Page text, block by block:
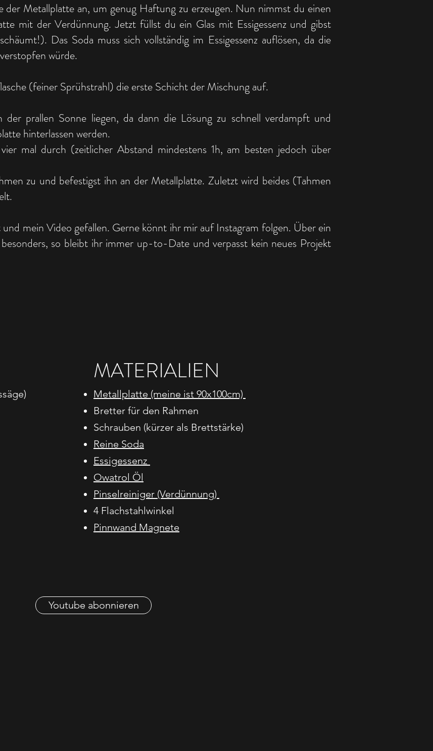
Metallplatte an, um genug Haftung zu erzeugen. Nun nimmst du einen
mit der Verdünnung. Jetzt füllst du ein Glas mit Essigessenz und gibst
Das Soda muss sich vollständig im Essigessenz auflösen, da die
würde.
(feiner Sprühstrahl) die erste Schicht der Mischung auf.
prallen Sonne liegen, da dann die Lösung zu schnell verdampft und
hinterlassen werden.
mal durch (zeitlicher Abstand mindestens 1h, am besten jedoch über
zu und befestigst ihn an der Metallplatte. Zuletzt wird beides (Tahmen
mein Video gefallen. Gerne könnt ihr mir auf Instagram folgen. Über ein
so bleibt ihr immer up-to-Date und verpasst kein neues Projekt
Youtube abonnieren
MATERIALIEN
Metallplatte (meine ist 90x100cm)
Bretter für den Rahmen
Schrauben (kürzer als Brettstärke)
Reine Soda
Essigessenz
Owatrol Öl
Pinselreiniger (Verdünnung)
4 Flachstahlwinkel
Pinnwand Magnete